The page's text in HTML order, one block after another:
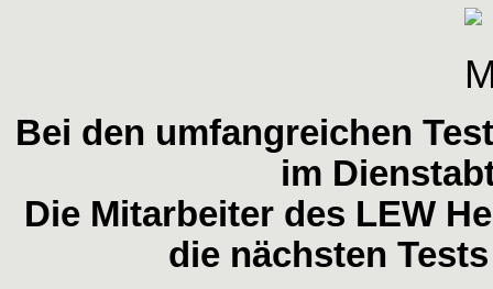
Bei den umfangreichen
im
Die Mitarbeiter des LEW
die nächsten